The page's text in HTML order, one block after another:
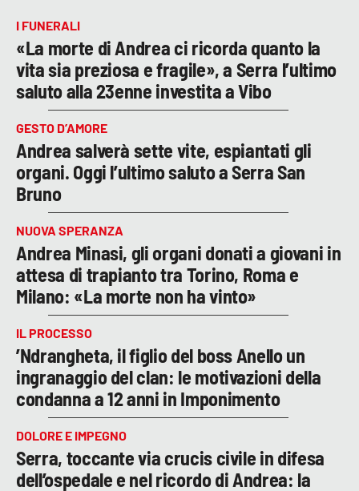
I FUNERALI
«La morte di Andrea ci ricorda quanto la
vita sia preziosa e fragile», a Serra l’ultimo
saluto alla 23enne investita a Vibo
GESTO D’AMORE
Andrea salverà sette vite, espiantati gli
organi. Oggi l’ultimo saluto a Serra San
Bruno
NUOVA SPERANZA
Andrea Minasi, gli organi donati a giovani in
attesa di trapianto tra Torino, Roma e
Milano: «La morte non ha vinto»
IL PROCESSO
’Ndrangheta, il figlio del boss Anello un
ingranaggio del clan: le motivazioni della
condanna a 12 anni in Imponimento
DOLORE E IMPEGNO
Serra, toccante via crucis civile in difesa
dell’ospedale e nel ricordo di Andrea: la